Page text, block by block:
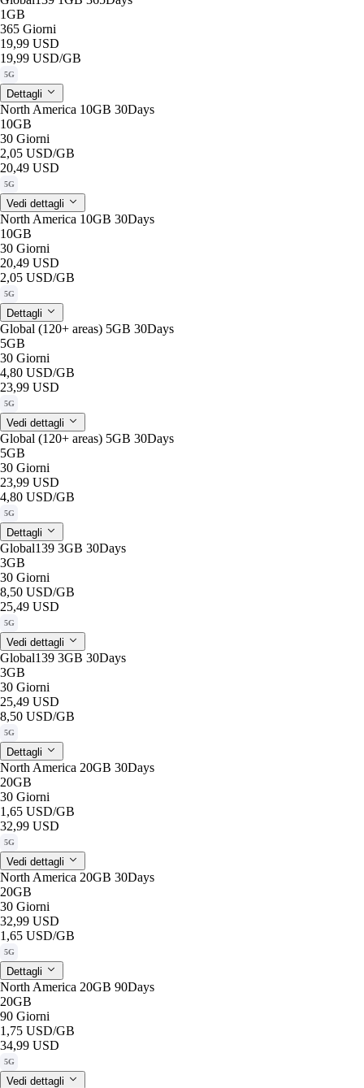
1GB
365 Giorni
19,99 USD
19,99 USD/GB
5G
Dettagli
North America 10GB 30Days
10GB
30 Giorni
2,05 USD/GB
20,49 USD
5G
Vedi dettagli
North America 10GB 30Days
10GB
30 Giorni
20,49 USD
2,05 USD/GB
5G
Dettagli
Global (120+ areas) 5GB 30Days
5GB
30 Giorni
4,80 USD/GB
23,99 USD
5G
Vedi dettagli
Global (120+ areas) 5GB 30Days
5GB
30 Giorni
23,99 USD
4,80 USD/GB
5G
Dettagli
Global139 3GB 30Days
3GB
30 Giorni
8,50 USD/GB
25,49 USD
5G
Vedi dettagli
Global139 3GB 30Days
3GB
30 Giorni
25,49 USD
8,50 USD/GB
5G
Dettagli
North America 20GB 30Days
20GB
30 Giorni
1,65 USD/GB
32,99 USD
5G
Vedi dettagli
North America 20GB 30Days
20GB
30 Giorni
32,99 USD
1,65 USD/GB
5G
Dettagli
North America 20GB 90Days
20GB
90 Giorni
1,75 USD/GB
34,99 USD
5G
Vedi dettagli